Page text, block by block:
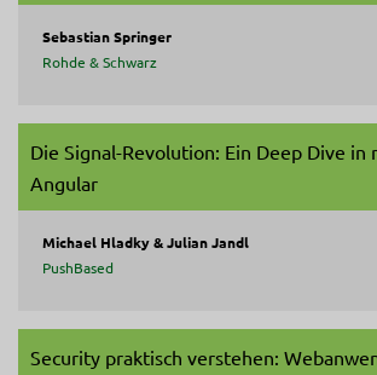
Sebastian Springer
Rohde & Schwarz
Die Signal-Revolution: Ein Deep Dive in
Angular
Michael Hladky & Julian Jandl
PushBased
Security praktisch verstehen: